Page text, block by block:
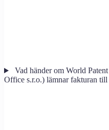
Vad händer om World
Office s.r.o.) lämnar fakturan till